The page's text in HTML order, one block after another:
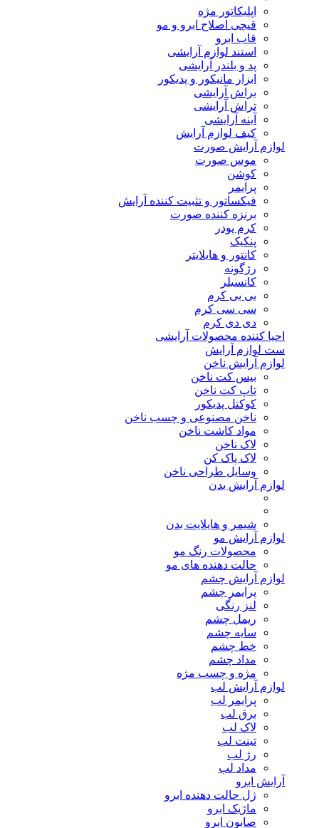
اپلیکاتور مژه
قیچی اصلاح ابرو و مو
قاب ابرو
استند لوازم آرایشی
پد و بلندر آرایشی
ابزار مانیکور و پدیکور
براش آرایشی
تراش آرایشی
آینه آرایشی
کیف لوازم آرایش
لوازم آرایش صورت
موس صورت
کوشن
پرایمر
فیکساتور و تثبیت کننده آرایش
برنزه کننده صورت
کرم پودر
پنکیک
کانتور و هایلایتر
رژگونه
کانسیلر
بی بی کرم
سی سی کرم
دی دی کرم
احیا کننده محصولات آرایشی
ست لوازم آرایش
لوازم آرایش ناخن
بیس کت ناخن
تاپ کت ناخن
کوکتل پدیکور
ناخن مصنوعی و چسب ناخن
مواد کاشت ناخن
لاک ناخن
لاک پاک کن
وسایل طراحی ناخن
لوازم آرایش بدن
شیمر و هایلایت بدن
لوازم آرایش مو
محصولات رنگ مو
حالت دهنده های مو
لوازم آرایش چشم
پرایمر چشم
لنز رنگی
ریمل چشم
سایه چشم
خط چشم
مداد چشم
مژه و چسب مژه
لوازم آرایش لب
پرایمر لب
برق لب
لاک لب
تینت لب
رژ لب
مداد لب
آرایش ابرو
ژل حالت دهنده ابرو
ماژیک ابرو
صابون ابرو